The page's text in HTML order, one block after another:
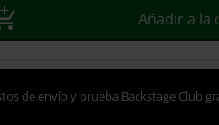
Añadir a la
de envío y prueba Backstage Club